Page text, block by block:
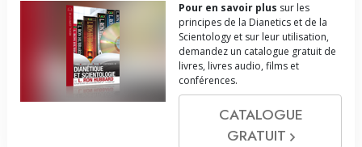
Pour en savoir plus sur les
principes de la Dianetics et de la
Scientology et sur leur utilisation,
demandez un catalogue gratuit de
livres, livres audio, films et
conférences.
CATALOGUE
GRATUIT